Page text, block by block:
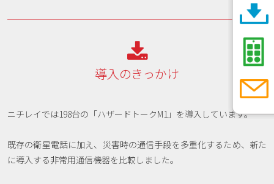

導入のきっかけ
ニチレイでは198台の「ハザードトークM1」を導入しています。
既存の衛星電話に加え、災害時の通信手段を多重化するため、新た
に導入する非常用通信機器を比較しました。